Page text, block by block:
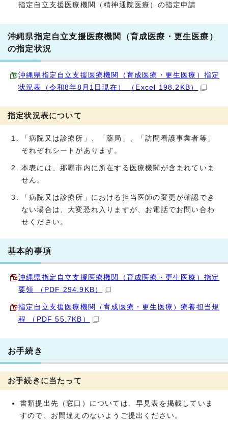
指定自立支援医療機関（精神通院医療）の指定申請
沖縄県指定自立支援医療機関（育成医療・更生医療）
の指定状況
沖縄県指定自立支援医療機関（育成医療・更生医療）指定
状況表（令和8年8月1日現在） （Excel 198.2KB）
指定状況表について
「病院又は診療所」、「薬局」、「訪問看護事業者等」
それぞれシートがあります。
本表には、那覇市内に所在する医療機関が含まれていま
せん。
「病院又は診療所」における担当医師の変更が確認でき
ない場合は、大変恐れ入りますが、お電話でお問い合わ
せください。
基本的事項
沖縄県指定自立支援医療機関（育成医療・更生医療）指定
要領 （PDF 294.9KB）
指定自立支援医療機関（育成医療・更生医療）療養担当規
程 （PDF 55.7KB）
お手続き
お手続きに当たって
書類提出先（窓口）については、早見表を掲載していま
すので、お間違えのないようご提出ください。